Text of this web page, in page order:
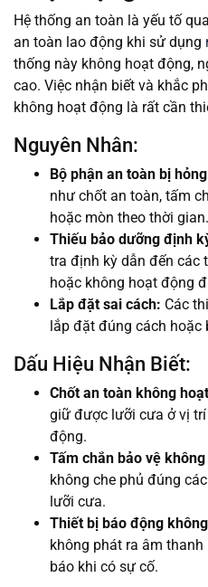
Hệ thống an toàn là yếu tố
an toàn lao động khi sử dụng
thống này không hoạt động,
cao. Việc nhận biết và khắc
không hoạt động là rất cần
Nguyên Nhân:
Bộ phận an toàn bị
như chốt an toàn, tấm
hoặc mòn theo thời gian.
Thiếu bảo dưỡng định
tra định kỳ dẫn đến các
hoặc không hoạt động
Lắp đặt sai cách: Các
lắp đặt đúng cách hoặc
Dấu Hiệu Nhận Biết:
Chốt an toàn không
giữ được lưỡi cưa ở vị
động.
Tấm chắn bảo vệ
không che phủ đúng
lưỡi cưa.
Thiết bị báo động
không phát ra âm
báo khi có sự cố.